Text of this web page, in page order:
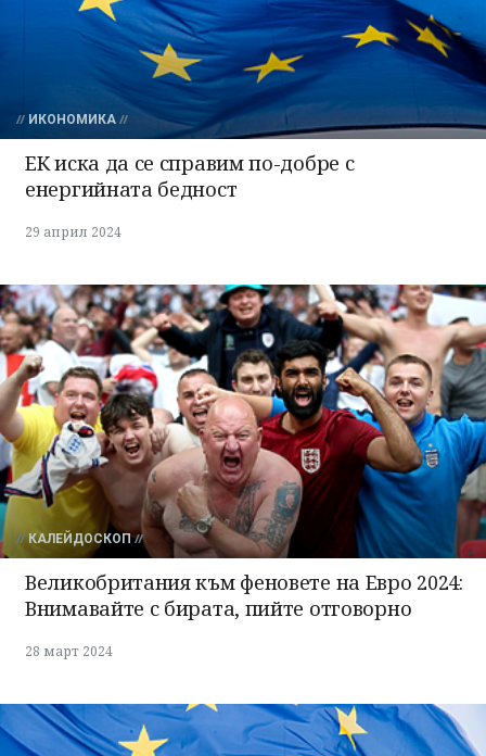
ИКОНОМИКА
ЕК иска да се справим по-добре с
енергийната бедност
29 април 2024
КАЛЕЙДОСКОП
Великобритания към феновете на Евро 2024:
Внимавайте с бирата, пийте отговорно
28 март 2024